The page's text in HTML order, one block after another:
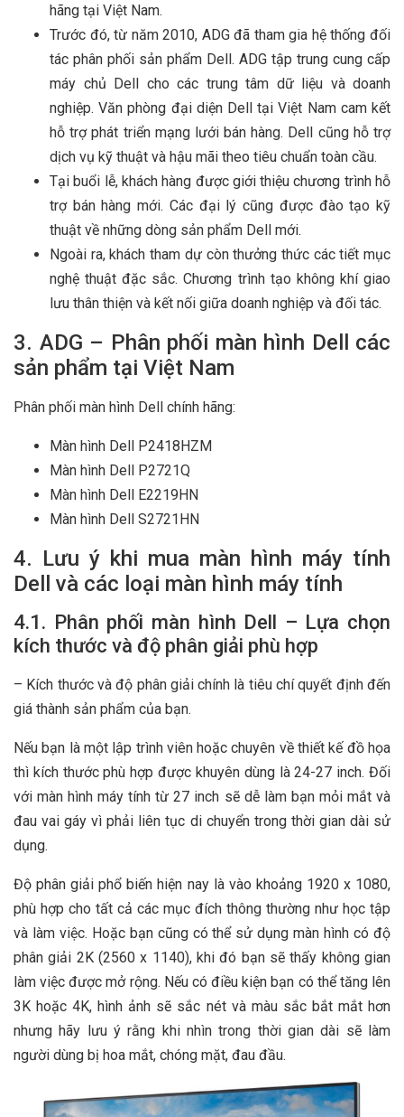
hãng tại Việt Nam.
Trước đó, từ năm 2010, ADG đã tham gia hệ thống đối
tác phân phối sản phẩm Dell. ADG tập trung cung cấp
máy chủ Dell cho các trung tâm dữ liệu và doanh
nghiệp. Văn phòng đại diện Dell tại Việt Nam cam kết
hỗ trợ phát triển mạng lưới bán hàng. Dell cũng hỗ trợ
dịch vụ kỹ thuật và hậu mãi theo tiêu chuẩn toàn cầu.
Tại buổi lễ, khách hàng được giới thiệu chương trình hỗ
trợ bán hàng mới. Các đại lý cũng được đào tạo kỹ
thuật về những dòng sản phẩm Dell mới.
Ngoài ra, khách tham dự còn thưởng thức các tiết mục
nghệ thuật đặc sắc. Chương trình tạo không khí giao
lưu thân thiện và kết nối giữa doanh nghiệp và đối tác.
3. ADG – Phân phối màn hình Dell các
sản phẩm tại Việt Nam
Phân phối màn hình Dell chính hãng:
Màn hình Dell P2418HZM
Màn hình Dell P2721Q
Màn hình Dell E2219HN
Màn hình Dell S2721HN
4. Lưu ý khi mua màn hình máy tính
Dell và các loại màn hình máy tính
4.1. Phân phối màn hình Dell – Lựa chọn
kích thước và độ phân giải phù hợp
– Kích thước và độ phân giải chính là tiêu chí quyết định đến
giá thành sản phẩm của bạn.
Nếu bạn là một lập trình viên hoặc chuyên về thiết kế đồ họa
thì kích thước phù hợp được khuyên dùng là 24-27 inch. Đối
với màn hình máy tính từ 27 inch sẽ dễ làm bạn mỏi mắt và
đau vai gáy vì phải liên tục di chuyển trong thời gian dài sử
dụng.
Độ phân giải phổ biến hiện nay là vào khoảng 1920 x 1080,
phù hợp cho tất cả các mục đích thông thường như học tập
và làm việc. Hoặc bạn cũng có thể sử dụng màn hình có độ
phân giải 2K (2560 x 1140), khi đó bạn sẽ thấy không gian
làm việc được mở rộng. Nếu có điều kiện bạn có thể tăng lên
3K hoặc 4K, hình ảnh sẽ sắc nét và màu sắc bắt mắt hơn
nhưng hãy lưu ý rằng khi nhìn trong thời gian dài sẽ làm
người dùng bị hoa mắt, chóng mặt, đau đầu.